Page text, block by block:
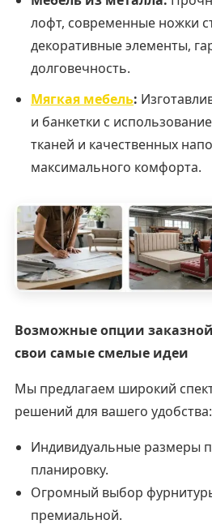
лофт, современные ножки
декоративные элементы,
долговечность.
Мягкая мебель:
и банкетки с
тканей и качественных
максимального комфорта.
Возможные опции
свои самые смелые идеи
Мы предлагаем широкий
решений для вашего удобства:
Индивидуальные размеры
планировку.
Огромный выбор
премиальной.